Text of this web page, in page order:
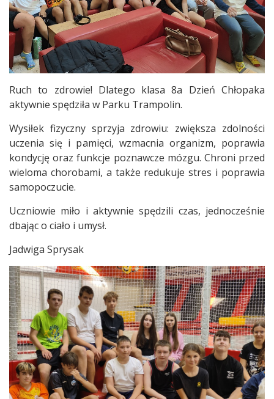
Ruch to zdrowie! Dlatego klasa 8a Dzień Chłopaka
aktywnie spędziła w Parku Trampolin.
Wysiłek fizyczny sprzyja zdrowiu: zwiększa zdolności
uczenia się i pamięci, wzmacnia organizm, poprawia
kondycję oraz funkcje poznawcze mózgu. Chroni przed
wieloma chorobami, a także redukuje stres i poprawia
samopoczucie.
Uczniowie miło i aktywnie spędzili czas, jednocześnie
dbając o ciało i umysł.
Jadwiga Sprysak